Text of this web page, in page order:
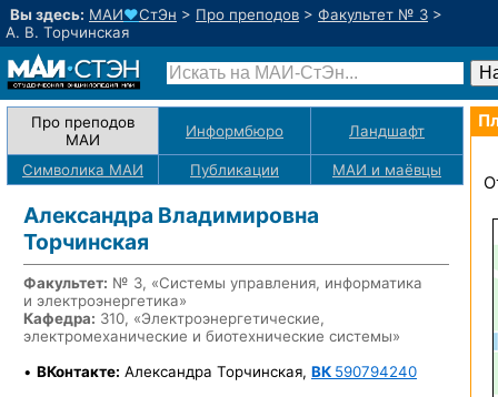
Вы здесь: МАИ♥СтЭн > Про преподов > Факультет № 3 >
А. В. Торчинская
Про преподов
МАИ
Информбюро Ландшафт
Символика МАИ Публикации МАИ и маёвцы
Александра Владимировна
Торчинская
Факультет: № 3, «Системы управления, информатика
и электроэнергетика»
Кафедра: 310, «Электроэнергетические,
электромеханические и биотехнические системы»
• ВКонтакте: Александра Торчинская, ВК 590794240